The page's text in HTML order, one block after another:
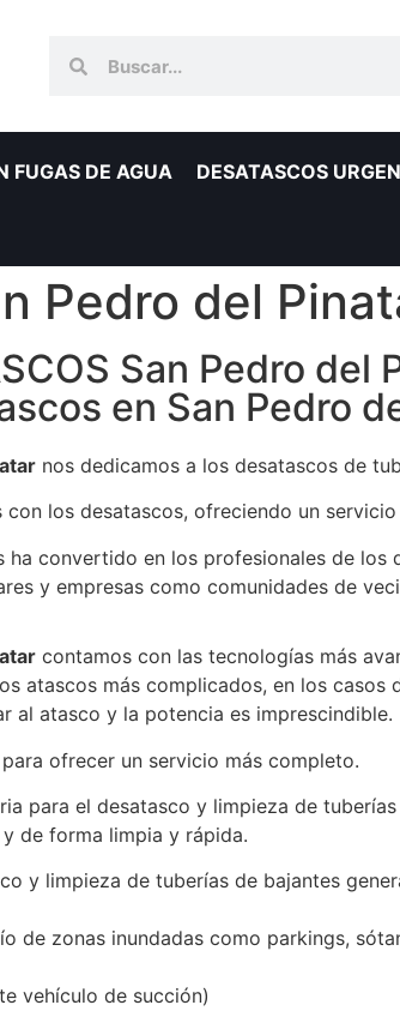
FUGAS DE AGUA DESATASCOS
Pedro del
San Pedro
en San Pedro
nos dedicamos a los desatascos de
los desatascos, ofreciendo un servicio
convertido en los profesionales de
y empresas como comunidades de
contamos con las tecnologías más
atascos más complicados, en los casos
al atasco y la potencia es imprescindible.
ofrecer un servicio más completo.
para el desatasco y limpieza de
de forma limpia y rápida.
y limpieza de tuberías de bajantes
de zonas inundadas como parkings,
vehículo de succión)